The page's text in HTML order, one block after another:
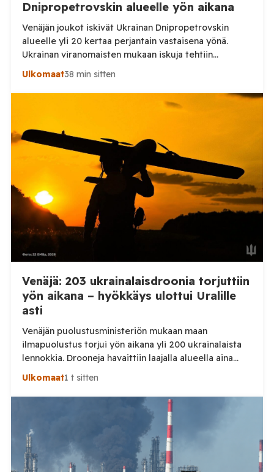
Dnipropetrovskin alueelle yön aikana
Venäjän joukot iskivät Ukrainan Dnipropetrovskin
alueelle yli 20 kertaa perjantain vastaisena yönä.
Ukrainan viranomaisten mukaan iskuja tehtiin
drooneilla ja tykistöllä viidelle eri alueelle.
alueellisen sotilashallinnon johtaja Oleksandr Hanzha
kertoi perjantaiaamuna 7. elokuuta julkaisemassaan
hyökkäsivät yön aikana yli 20 kertaa viidelle alueelle.
Nikopolin alueella iskuja kohdistui Nikopolin
kaupunkiin sekä […]
Ulkomaat38 min sitten
Venäjä: 203 ukrainalaisdroonia torjuttiin
yön aikana – hyökkäys ulottui Uralille
asti
Venäjän puolustusministeriön mukaan maan
ilmapuolustus torjui yön aikana yli 200 ukrainalaista
lennokkia. Drooneja havaittiin laajalla alueella aina
Uralille asti. Venäjän puolustusministeriön virallisen
yhteensä 203 ukrainalaista kiinteäsiipistä
miehittämätöntä ilma-alusta torstai-illan 6. elokuuta
ja perjantaiaamun 7. elokuuta välisenä aikana.
Ministeriön ilmoitus koskee aikaväliä kello 20–08
Moskovan aikaa. Ministeriön mukaan drooneja
torjuttiin […]
Ulkomaat1 t sitten